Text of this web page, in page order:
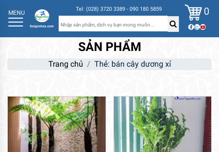
MENU Tel: (028) 3720 3389 - 090 180 5859 0
SẢN PHẨM
Trang chủ Thẻ: bán cây dương xỉ